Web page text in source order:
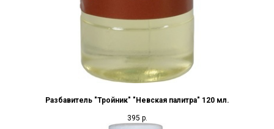
Разбавитель "Тройник" "Невская палитра" 120 мл.
395 р.